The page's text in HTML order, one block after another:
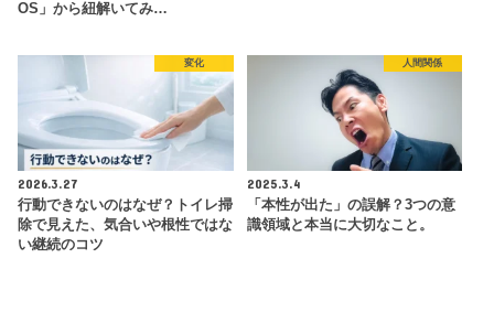
OS」から紐解いてみ…
変化
2026.3.27
行動できないのはなぜ？トイレ掃
除で見えた、気合いや根性ではな
い継続のコツ
人間関係
2025.3.4
「本性が出た」の誤解？3つの意
識領域と本当に大切なこと。